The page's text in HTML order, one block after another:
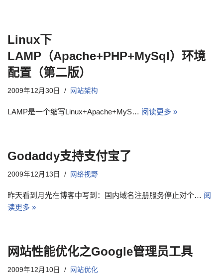
Linux下
LAMP（Apache+PHP+MySql）环境
配置（第二版）
2009年12月30日 网站架构
LAMP是一个缩写Linux+Apache+MyS… 阅读更多 »
Godaddy支持支付宝了
2009年12月13日 网络视野
昨天看到月光在博客中写到：国内域名注册服务停止对个… 阅
读更多 »
网站性能优化之Google管理员工具
2009年12月10日 网站优化